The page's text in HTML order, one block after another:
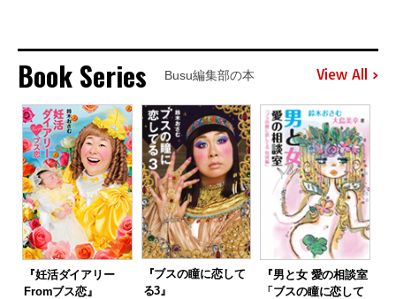
Book Series Busu編集部の本 View All
『妊活ダイアリー
Fromブス恋』
『ブスの瞳に恋して
る3』
『男と女 愛の相談室
「ブスの瞳に恋して